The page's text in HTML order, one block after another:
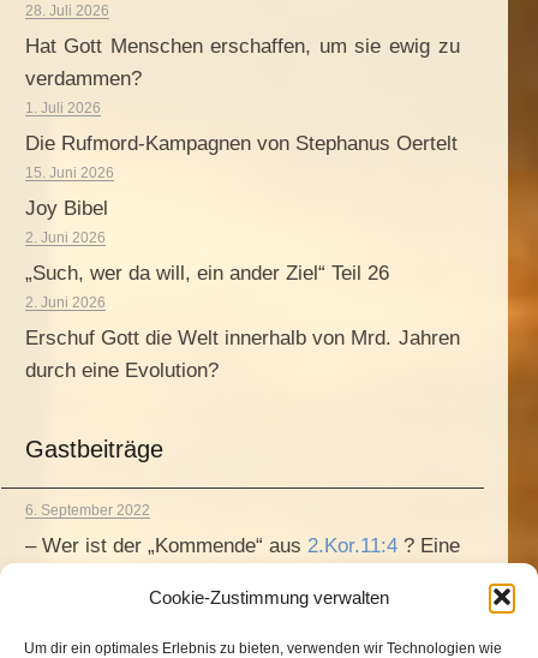
Cookie-Zustimmung verwalten
Um dir ein optimales Erlebnis zu bieten, verwenden wir Technologien wie
28. Juli 2026
Hat Gott Menschen erschaffen, um sie ewig zu
verdammen?
1. Juli 2026
Die Rufmord-Kampagnen von Stephanus Oertelt
15. Juni 2026
Joy Bibel
2. Juni 2026
„Such, wer da will, ein ander Ziel“ Teil 26
2. Juni 2026
Erschuf Gott die Welt innerhalb von Mrd. Jahren
durch eine Evolution?
Gastbeiträge
6. September 2022
– Wer ist der „Kommende“ aus 2.Kor.11:4? Eine
6. März 2021